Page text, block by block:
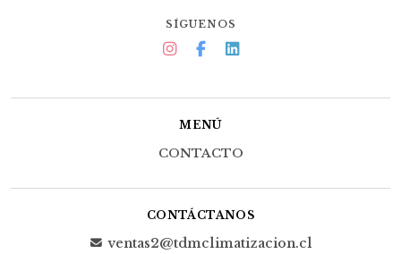
SÍGUENOS
MENÚ
CONTACTO
CONTÁCTANOS
ventas2@tdmclimatizacion.cl